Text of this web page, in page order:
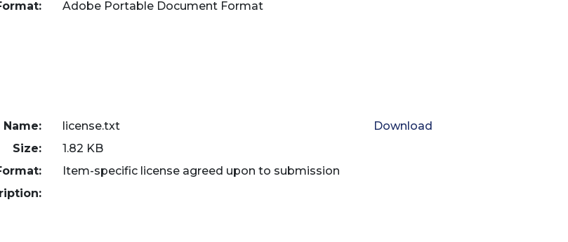
Adobe Portable Document Format
Name:
license.txt
Size:
1.82 KB
Item-specific license agreed upon to submission
Download